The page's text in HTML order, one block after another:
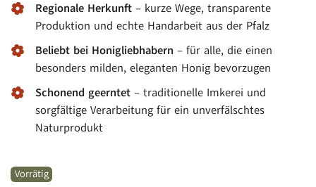
Regionale Herkunft – kurze Wege, transparente
Produktion und echte Handarbeit aus der Pfalz
Beliebt bei Honigliebhabern – für alle, die einen
besonders milden, eleganten Honig bevorzugen
Schonend geerntet – traditionelle Imkerei und
sorgfältige Verarbeitung für ein unverfälschtes
Naturprodukt
Vorrätig